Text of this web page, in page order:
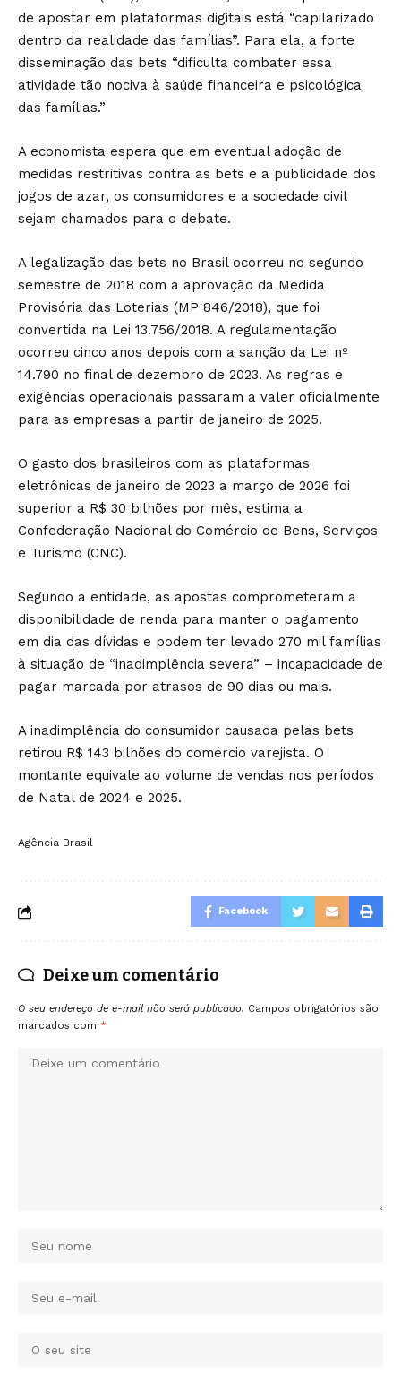
de apostar em plataformas digitais está “capilarizado
dentro da realidade das famílias”. Para ela, a forte
disseminação das bets “dificulta combater essa
atividade tão nociva à saúde financeira e psicológica
das famílias.”
A economista espera que em eventual adoção de
medidas restritivas contra as bets e a publicidade dos
jogos de azar, os consumidores e a sociedade civil
sejam chamados para o debate.
A legalização das bets no Brasil ocorreu no segundo
semestre de 2018 com a aprovação da Medida
Provisória das Loterias (MP 846/2018), que foi
convertida na Lei 13.756/2018. A regulamentação
ocorreu cinco anos depois com a sanção da Lei nº
14.790 no final de dezembro de 2023. As regras e
exigências operacionais passaram a valer oficialmente
para as empresas a partir de janeiro de 2025.
O gasto dos brasileiros com as plataformas
eletrônicas de janeiro de 2023 a março de 2026 foi
superior a R$ 30 bilhões por mês, estima a
Confederação Nacional do Comércio de Bens, Serviços
e Turismo (CNC).
Segundo a entidade, as apostas comprometeram a
disponibilidade de renda para manter o pagamento
em dia das dívidas e podem ter levado 270 mil famílias
à situação de “inadimplência severa” – incapacidade de
pagar marcada por atrasos de 90 dias ou mais.
A inadimplência do consumidor causada pelas bets
retirou R$ 143 bilhões do comércio varejista. O
montante equivale ao volume de vendas nos períodos
de Natal de 2024 e 2025.
Agência Brasil
Facebook
Deixe um comentário
O seu endereço de e-mail não será publicado. Campos obrigatórios são
marcados com *